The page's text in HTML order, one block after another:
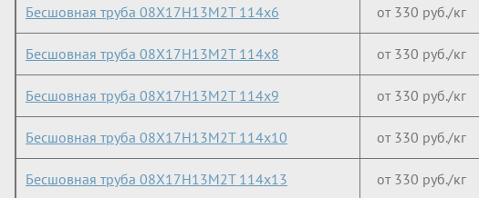
Бесшовная труба 08Х17Н13М2Т 114х6 от 330 руб./кг
Бесшовная труба 08Х17Н13М2Т 114х8 от 330 руб./кг
Бесшовная труба 08Х17Н13М2Т 114х9 от 330 руб./кг
Бесшовная труба 08Х17Н13М2Т 114х10 от 330 руб./кг
Бесшовная труба 08Х17Н13М2Т 114х13 от 330 руб./кг